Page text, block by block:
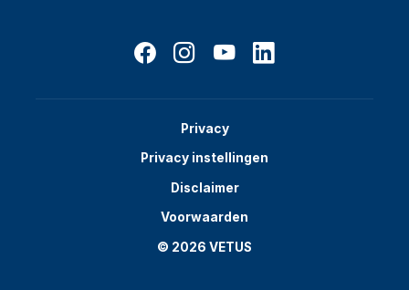
Privacy
Privacy instellingen
Disclaimer
Voorwaarden
© 2026 VETUS